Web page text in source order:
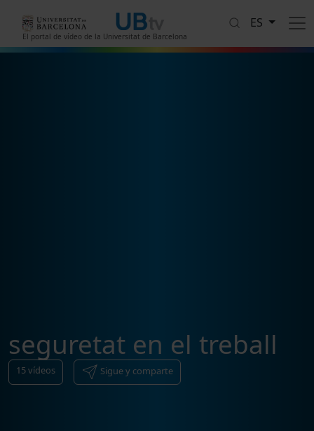
El portal de vídeo de la Universitat de Barcelona
ES
seguretat en el treball
15vídeos Sigue y comparte